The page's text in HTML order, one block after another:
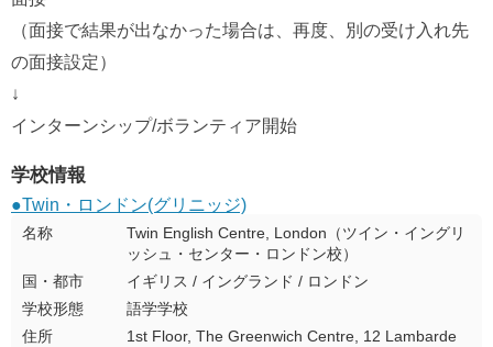
（面接で結果が出なかった場合は、再度、別の受け入れ先
の面接設定）
↓
インターンシップ/ボランティア開始
学校情報
●Twin・ロンドン(グリニッジ)
名称
Twin English Centre, London（ツイン・イングリ
ッシュ・センター・ロンドン校）
国・都市
イギリス / イングランド / ロンドン
学校形態
語学学校
住所
1st Floor, The Greenwich Centre, 12 Lambarde